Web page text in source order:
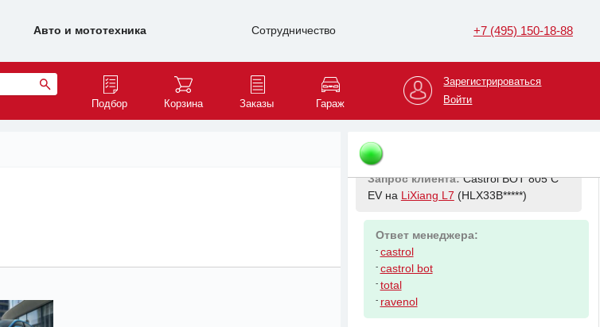
Авто и мототехника Сотрудничество +7 (495) 150-18-88
Подбор Корзина Заказы Гараж
Зарегистрироваться
Войти
-castrol
castrol bot
7 авг 10:42
Запрос клиента:Castrol BOT 805 C
EV на LiXiang L7 (HLX33B*****)
Ответ менеджера:
- castrol
- castrol bot
- total
- ravenol